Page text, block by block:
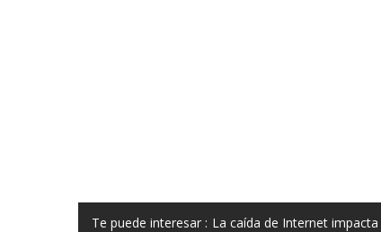
Te puede interesar : La caída de Internet